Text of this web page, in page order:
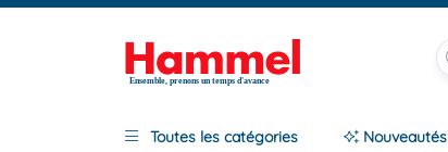
Ensemble, prenons un temps d'avance
Toutes les catégories Nouveautés